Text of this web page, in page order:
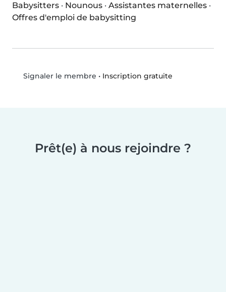
Babysitters · Nounous · Assistantes maternelles ·
Offres d'emploi de babysitting
Signaler le membre • Inscription gratuite
Prêt(e) à nous rejoindre ?